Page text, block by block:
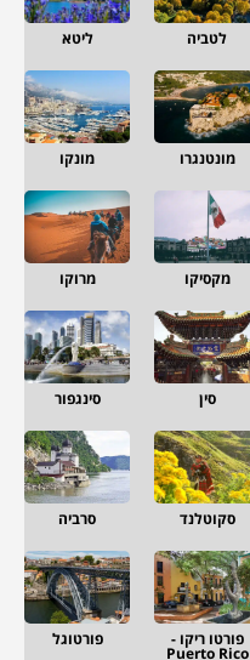
לטביה ליטא
מונטנגרו מונקו
מקסיקו מרוקו
סין סינגפור
סקוטלנד סרביה
פורטו ריקו -
Puerto Rico
פורטוגל